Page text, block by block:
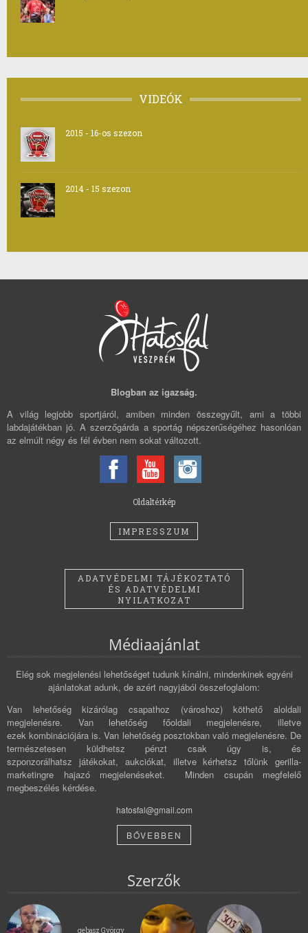
VIDEÓK
2015 - 16-os szezon
2014 - 15 szezon
Blogban az igazság.
A világ legjobb sportjáról, amiben minden összegyűlt, ami a többi
labdajátékban jó. A szerzőgárda a sportág népszerűségéhez hasonlóan
az elmúlt négy és fél évben nem sokat változott.
Oldaltérkép
IMPRESSZUM
ADATVÉDELMI TÁJÉKOZTATÓ
ÉS ADATVÉDELMI
NYILATKOZAT
Médiaajánlat
Elég sok megjelenési lehetőséget tudunk kínálni, mindenkinek egyéni
ajánlatokat adunk, de azért nagyjából összefoglalom:
Van lehetőség kizárólag csapathoz (városhoz) köthető aloldali
megjelenésre. Van lehetőség főoldali megjelenésre, illetve
ezek kombinációjára is. Van lehetőség posztokban való megjelenésre. De
természetesen küldhetsz pénzt csak úgy is, és
szponzorálhatsz játékokat, aukciókat, illetve kérhetsz tőlünk gerilla-
marketingre hajazó megjelenéseket. Minden csupán megfelelő
megbeszélés kérdése.
hatosfal@gmail.com
BŐVEBBEN
Szerzők
gebasz György